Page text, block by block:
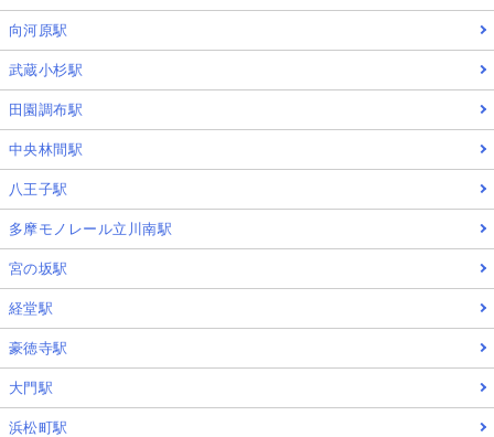
向河原駅
武蔵小杉駅
田園調布駅
中央林間駅
八王子駅
多摩モノレール立川南駅
宮の坂駅
経堂駅
豪徳寺駅
大門駅
浜松町駅